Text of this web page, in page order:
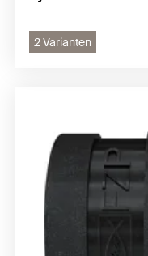
2 Varianten